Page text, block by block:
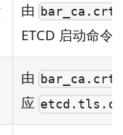
由 bar_ca.crt
ETCD 启动命令
由 bar_ca.crt
应